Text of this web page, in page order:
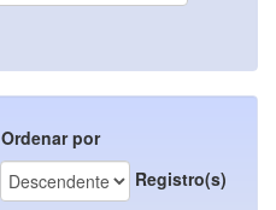
Ordenar por
Registro(s)